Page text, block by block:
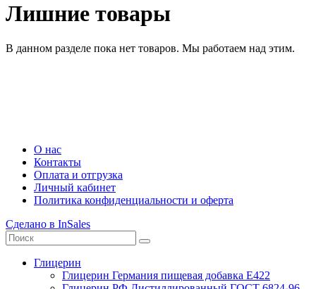
Лишние товары
В данном разделе пока нет товаров. Мы работаем над этим.
О нас
Контакты
Оплата и отгрузка
Личный кабинет
Политика конфиденциальности и оферта
Сделано в InSales
Глицерин
Глицерин Германия пищевая добавка Е422